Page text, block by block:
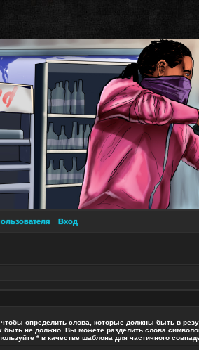
Вход
, чтобы определить слова, которые должны быть в
быть не должно. Вы можете разделить слова
* в качестве шаблона для частичного